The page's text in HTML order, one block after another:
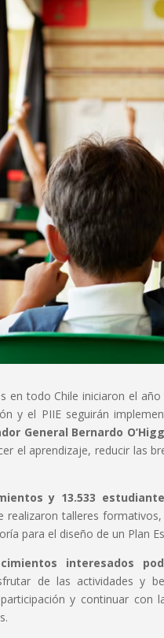
en todo Chile iniciaron el
y el PIIE seguirán
General Bernardo
el aprendizaje, reducir las
y 13.533
realizaron talleres
para el diseño de un Plan
interesados
de las actividades y
y continuar con